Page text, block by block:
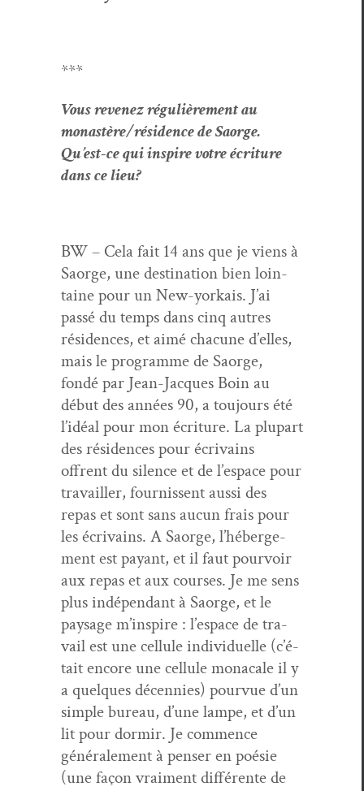
***
Vous revenez régulière­ment au
monastère/résidence de Saorge.
Qu’est-ce qui inspire votre écri­t­ure
dans ce lieu?
BW – Cela fait 14 ans que je viens à
Saorge, une des­ti­na­tion bien loin­
taine pour un New-yorkais. J’ai
passé du temps dans cinq autres
rési­dences, et aimé cha­cune d’elles,
mais le pro­gramme de Saorge,
fondé par Jean-Jacques Boin au
début des années 90, a tou­jours été
l’idéal pour mon écri­t­ure. La plu­part
des rési­dences pour écrivains
offrent du silence et de l’e­space pour
tra­vailler, four­nissent aus­si des
repas et sont sans aucun frais pour
les écrivains. A Saorge, l’héberge­
ment est payant, et il faut pour­voir
aux repas et aux cours­es. Je me sens
plus indépen­dant à Saorge, et le
paysage m’in­spire : l’e­space de tra­
vail est une cel­lule indi­vidu­elle (c’é­
tait encore une cel­lule monacale il y
a quelques décen­nies) pourvue d’un
sim­ple bureau, d’une lampe, et d’un
lit pour dormir. Je com­mence
générale­ment à penser en poésie
(une façon vrai­ment dif­férente de